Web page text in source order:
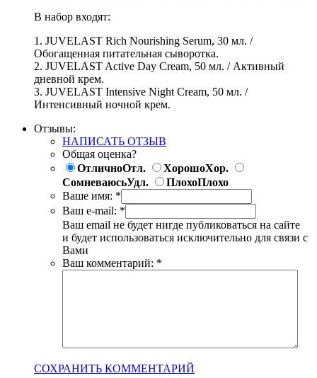
В набор входят:
1. JUVELAST Rich Nourishing Serum, 30 мл. /
Обогащенная питательная сыворотка.
2. JUVELAST Active Day Cream, 50 мл. / Активный
дневной крем.
3. JUVELAST Intensive Night Cream, 50 мл. /
Интенсивный ночной крем.
Отзывы:
НАПИСАТЬ ОТЗЫВ
Общая оценка?
ОтличноОтл. ХорошоХор.
СомневаюсьУдл. ПлохоПлохо
Ваше имя: *
Ваш e-mail: *
Ваш email не будет нигде публиковаться на сайте
и будет использоваться исключительно для связи с
Вами
Ваш комментарий: *
СОХРАНИТЬ КОММЕНТАРИЙ